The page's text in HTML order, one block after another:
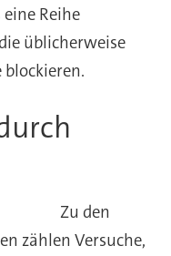
Reihe
üblicherweise
blockieren.
Zu den
zählen Versuche,